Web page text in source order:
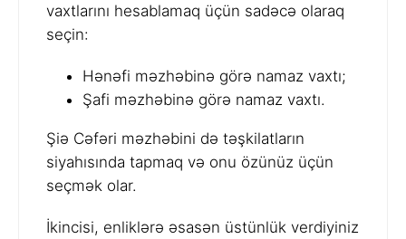
vaxtlarını hesablamaq üçün sadəcə olaraq
seçin:
Hənəfi məzhəbinə görə namaz vaxtı;
Şafi məzhəbinə görə namaz vaxtı.
Şiə Cəfəri məzhəbini də təşkilatların
siyahısında tapmaq və onu özünüz üçün
seçmək olar.
İkincisi, enliklərə əsasən üstünlük verdiyiniz